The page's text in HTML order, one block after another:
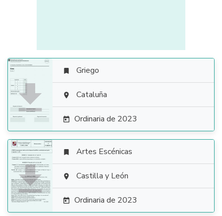

 Griego
 Cataluña
 Ordinaria de 2023

 Artes Escénicas
 Castilla y León
 Ordinaria de 2023